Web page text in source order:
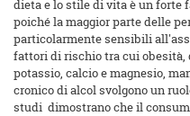
dieta e lo stile di vita è un forte
poiché la maggior parte delle
particolarmente sensibili
fattori di rischio tra cui
potassio, calcio e magnesio,
cronico di alcol svolgono un
studi dimostrano che il